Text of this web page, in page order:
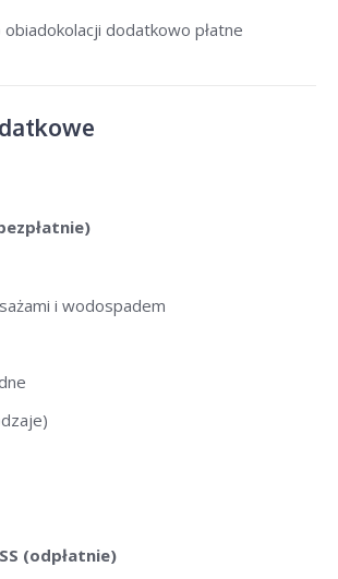
dodatkowo płatne
i wodospadem
(odpłatnie)